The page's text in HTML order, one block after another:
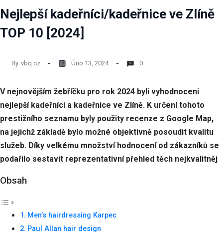
Nejlepší kadeřníci/kadeřnice ve Zlíně
TOP 10 [2024]
By vbq.cz Úno 13, 2024 0
V nejnovějším žebříčku pro rok 2024 byli vyhodnoceni
nejlepší kadeřníci a kadeřnice ve Zlíně. K určení tohoto
prestižního seznamu byly použity recenze z Google Map,
na jejichž základě bylo možné objektivně posoudit kvalitu
služeb. Díky velkému množství hodnocení od zákazníků se
podařilo sestavit reprezentativní přehled těch nejkvalitněj
Obsah
Men’s hairdressing Karpec
Paul Allan hair design